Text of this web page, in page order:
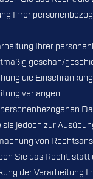
Ihrer
Ihrer
geschah/
die
verlangen.
sie jedoch zur
von
Sie das Recht,
der Verarbeitung